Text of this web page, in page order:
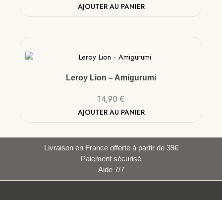
AJOUTER AU PANIER
Leroy Lion – Amigurumi
14,90 €
AJOUTER AU PANIER
Livraison en France offerte à partir de 39€
Paiement sécurisé
Aide 7/7